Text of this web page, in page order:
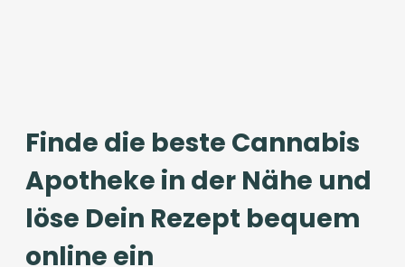
Finde die beste Cannabis
Apotheke in der Nähe und
löse Dein Rezept bequem
online ein